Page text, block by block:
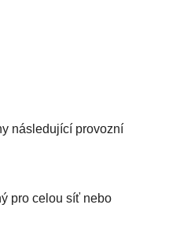
následující provozní
pro celou síť nebo